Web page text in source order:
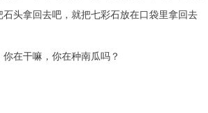
头拿回去吧，就把七彩石放在口袋里拿回去
在干嘛，你在种南瓜吗？